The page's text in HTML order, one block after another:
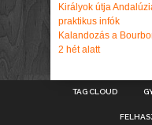
Királyok útja
praktikus infók
Kalandozás a
2 hét alatt
TAG CLOUD